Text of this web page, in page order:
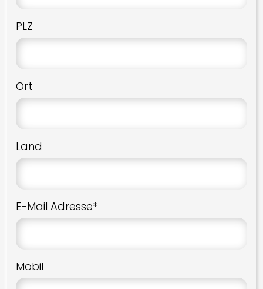
PLZ
Ort
Land
E-Mail Adresse*
Mobil